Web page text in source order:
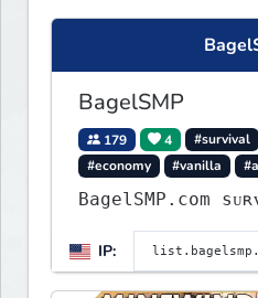
BagelSMP
179 4 #survival
#economy
#vanilla
BagelSMP.com
IP: